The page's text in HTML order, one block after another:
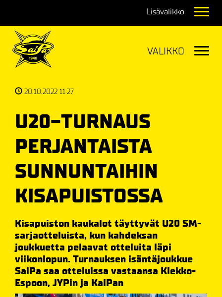
20.10.2022 11:27
U20-TURNAUS
PERJANTAISTA
SUNNUNTAIHIN
KISAPUISTOSSA
Kisapuiston kaukalot täyttyvät U20 SM-
sarjaotteluista, kun kahdeksan
joukkuetta pelaavat otteluita läpi
viikonlopun. Turnauksen isäntäjoukkue
SaiPa saa otteluissa vastaansa Kiekko-
Espoon, JYPin ja KalPan